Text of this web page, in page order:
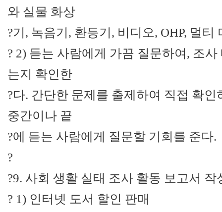
와 실물 화상
?기, 녹음기, 환등기, 비디오, OHP, 멀
? 2) 듣는 사람에게 가끔 질문하여, 조
는지 확인한
?다. 간단한 문제를 출제하여 직접 확
중간이나 끝
?에 듣는 사람에게 질문할 기회를 준다.
?
?9. 사회 생활 실태 조사 활동 보고서
? 1) 인터넷 도서 할인 판매